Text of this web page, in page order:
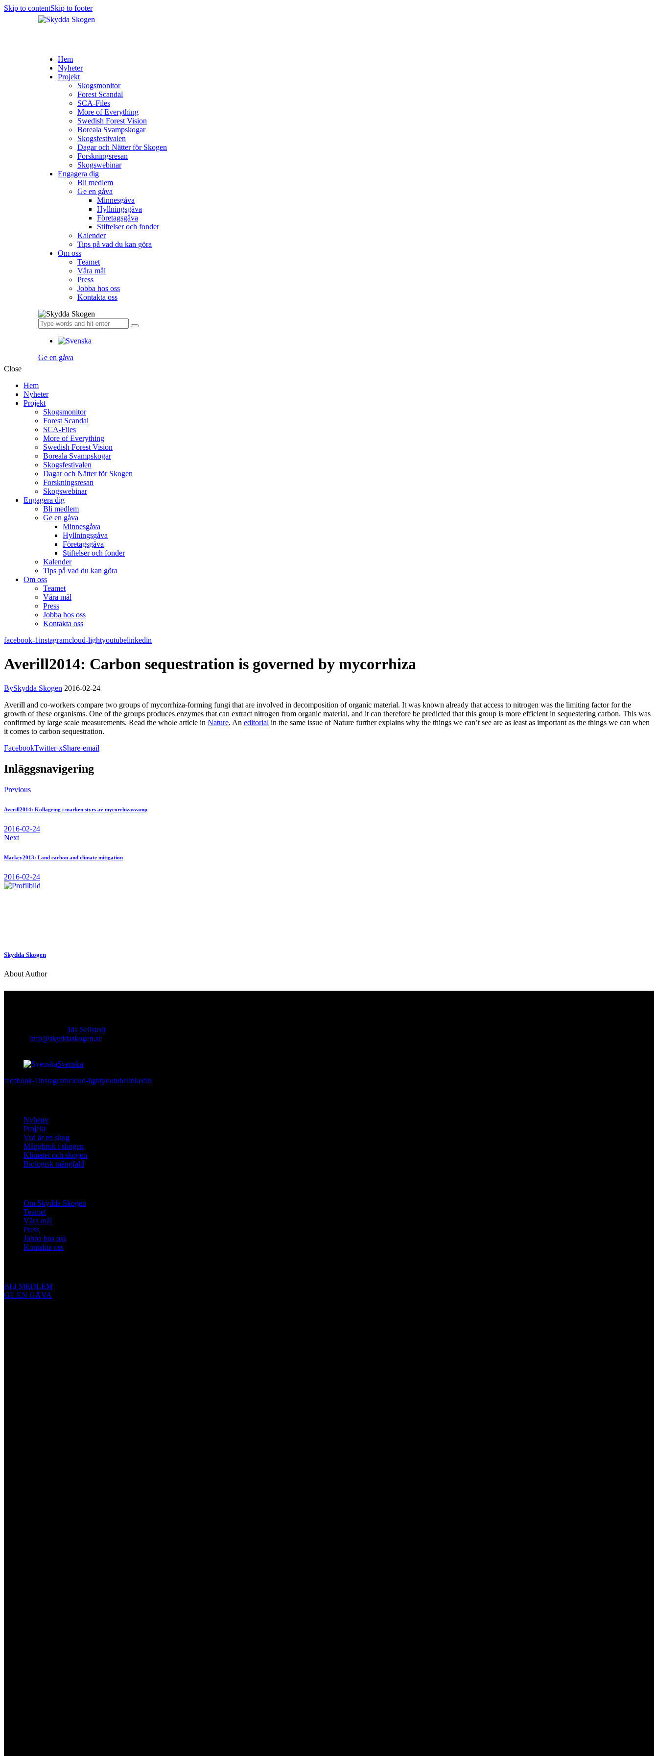
Skip to contentSkip to footer
Hem
Nyheter
Projekt
Skogsmonitor
Forest Scandal
SCA-Files
More of Everything
Swedish Forest Vision
Boreala Svampskogar
Skogsfestivalen
Dagar och Nätter för Skogen
Forskningsresan
Skogswebinar
Engagera dig
Bli medlem
Ge en gåva
Minnesgåva
Hyllningsgåva
Företagsgåva
Stiftelser och fonder
Kalender
Tips på vad du kan göra
Om oss
Teamet
Våra mål​
Press
Jobba hos oss
Kontakta oss
Ge en gåva
Close
Hem
Nyheter
Projekt
Skogsmonitor
Forest Scandal
SCA-Files
More of Everything
Swedish Forest Vision
Boreala Svampskogar
Skogsfestivalen
Dagar och Nätter för Skogen
Forskningsresan
Skogswebinar
Engagera dig
Bli medlem
Ge en gåva
Minnesgåva
Hyllningsgåva
Företagsgåva
Stiftelser och fonder
Kalender
Tips på vad du kan göra
Om oss
Teamet
Våra mål​
Press
Jobba hos oss
Kontakta oss
facebook-1instagramcloud-lightyoutubelinkedin
Averill2014: Carbon sequestration is governed by mycorrhiza
BySkydda Skogen 2016-02-24
Averill and co-workers compare two groups of mycorrhiza-forming fungi that are involved in decomposition of organic material. It was known already that access to nitrogen was the limiting factor for the
growth of these organisms. One of the groups produces enzymes that can extract nitrogen from organic material, and it can therefore be predicted that this group is more efficient in sequestering carbon. This was
confirmed by large scale measurements. Read the whole article in Nature. An editorial in the same issue of Nature further explains why the things we can’t see are as least as important as the things we can when
it comes to carbon sequestration.
FacebookTwitter-xShare-email
Inläggsnavigering
Previous
Averill2014: Kollagring i marken styrs av mycorrhizasvamp
2016-02-24
Next
Mackey2013: Land carbon and climate mitigation
2016-02-24
Skydda Skogen
About Author
Ida Sellstedt
info@skyddaskogen.se
Svenska
facebook-1instagramcloud-lightyoutubelinkedin
Nyheter
Projekt
Vad är en skog
Mångbruk i skogen
Klimatet och skogen
Biologisk mångfald
Om Skydda Skogen
Teamet
Våra mål
Press
Jobba hos oss
Kontakta oss
BLI MEDLEM
GE EN GÅVA